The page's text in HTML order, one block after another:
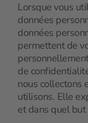
Lorsque vous
données
données
permettent de
de
nous collectons
utilisons. Elle
et dans quel